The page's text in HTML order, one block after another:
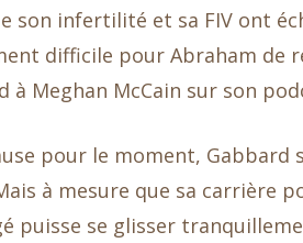
son infertilité et sa FIV ont
difficile pour Abraham de
à Meghan McCain sur son
pour le moment, Gabbard
à mesure que sa carrière
puisse se glisser